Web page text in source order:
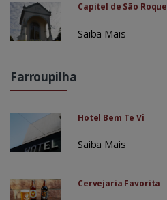
Capitel de São Roque
Saiba Mais
Farroupilha
Hotel Bem Te Vi
Saiba Mais
Cervejaria Favorita